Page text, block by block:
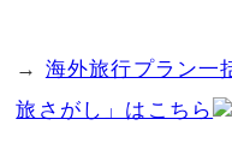
→ 海外旅行プラン一
旅さがし」はこちら